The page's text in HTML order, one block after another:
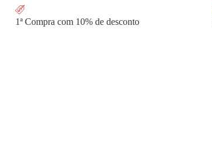
1ª Compra com 10% de desconto